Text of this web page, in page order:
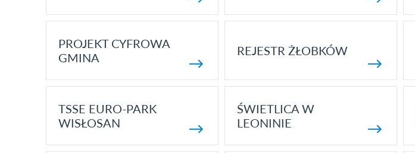
PROJEKT CYFROWA
GMINA
REJESTR ŻŁOBKÓW
TSSE EURO-PARK
WISŁOSAN
ŚWIETLICA W
LEONINIE